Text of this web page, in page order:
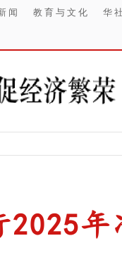
闻 教育与文化 华社
2025